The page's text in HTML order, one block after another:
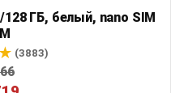
128 ГБ, белый, nano SIM
(3883)